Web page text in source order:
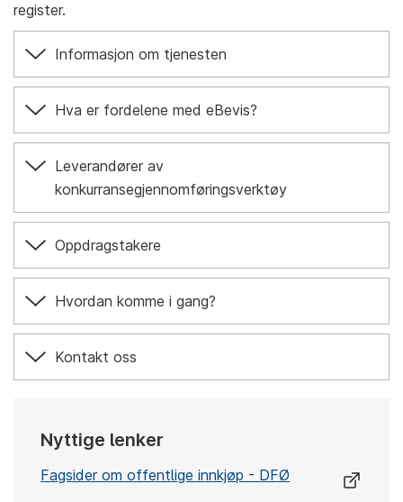
register.
Informasjon om tjenesten
Hva er fordelene med eBevis?
Leverandører av
konkurransegjennomføringsverktøy
Oppdragstakere
Hvordan komme i gang?
Kontakt oss
Nyttige lenker
Fagsider om offentlige innkjøp - DFØ